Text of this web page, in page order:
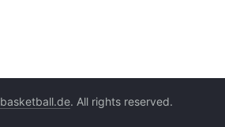
basketball.de. All rights reserved.